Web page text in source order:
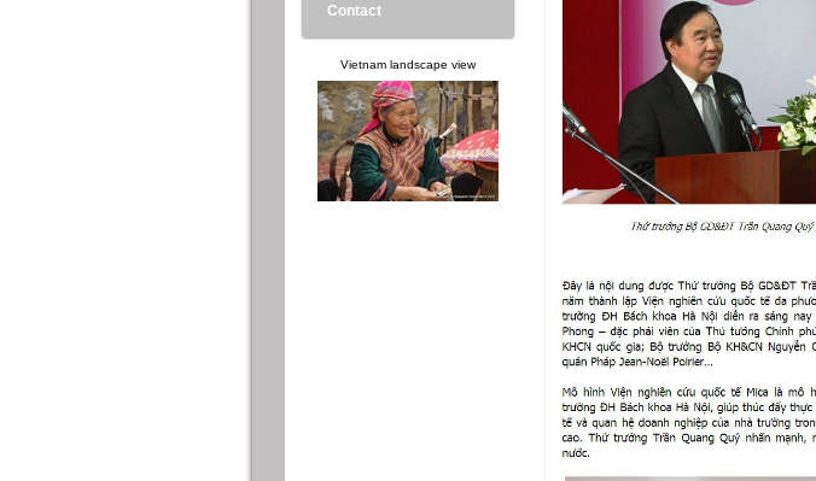
Contact
Vietnam landscape view